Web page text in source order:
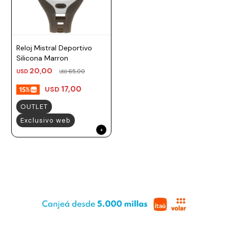
Reloj Mistral Deportivo
Silicona Marron
USD 20,00 USD65,00
USD 17,00
OUTLET
Exclusivo web
Camelbak
Kaweco